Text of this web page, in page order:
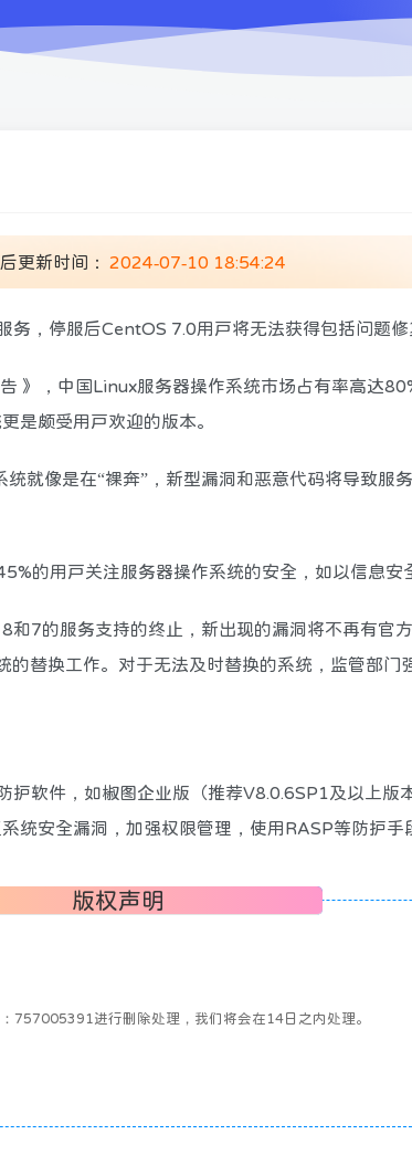
更新时间： 2024-07-10 18:54:24
，停服后CentOS 7.0用户将无法获得包括问题修
》，中国Linux服务器操作系统市场占有率高达
是颇受用户欢迎的版本。
就像是在“裸奔”，新型漏洞和恶意代码将导致服
的用户关注服务器操作系统的安全，如以信息安
7的服务支持的终止，新出现的漏洞将不再有官
替换工作。对于无法及时替换的系统，监管部门
软件，如椒图企业版（推荐V8.0.6SP1及以上版
统安全漏洞，加强权限管理，使用RASP等防护手
版权声明
757005391进行删除处理，我们将会在14日之内处理。